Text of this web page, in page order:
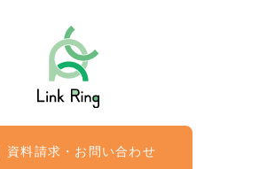
資料請求・お問い合わせ